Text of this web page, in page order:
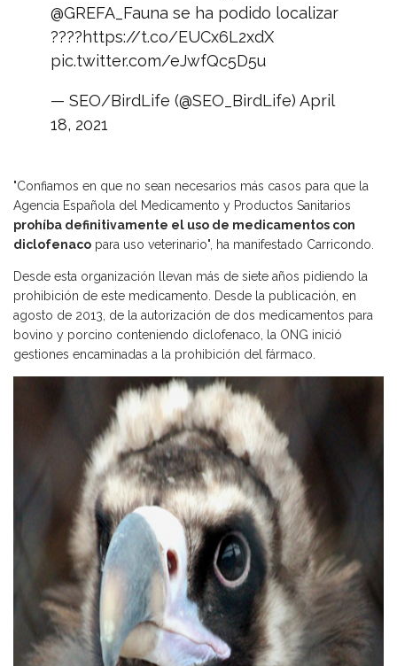
@GREFA_Fauna se ha podido localizar
????https://t.co/EUCx6L2xdX
pic.twitter.com/eJwfQc5D5u
— SEO/BirdLife (@SEO_BirdLife) April
18, 2021
"Confiamos en que no sean necesarios más casos para que la
Agencia Española del Medicamento y Productos Sanitarios
prohíba definitivamente el uso de medicamentos con
diclofenaco para uso veterinario", ha manifestado Carricondo.
Desde esta organización llevan más de siete años pidiendo la
prohibición de este medicamento. Desde la publicación, en
agosto de 2013, de la autorización de dos medicamentos para
bovino y porcino conteniendo diclofenaco, la ONG inició
gestiones encaminadas a la prohibición del fármaco.